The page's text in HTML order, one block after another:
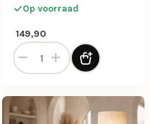
in crème aantal
terracotta
Op voorraad
149,90
Espino tafellamp met